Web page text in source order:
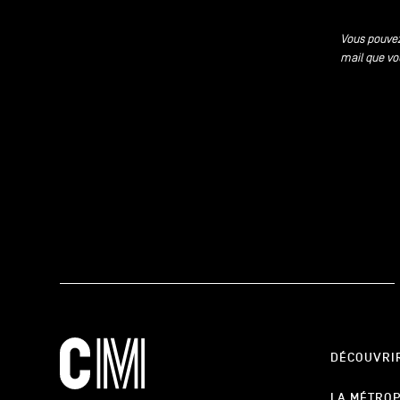
Vous
mail que